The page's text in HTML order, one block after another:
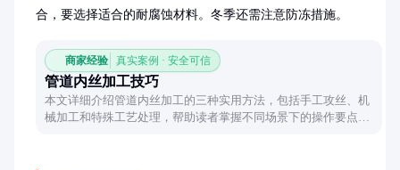
合，要选择适合的耐腐蚀材料。冬季还需注意防冻措施。
商家经验 真实案例 · 安全可信
管道内丝加工技巧
本文详细介绍管道内丝加工的三种实用方法，包括手工攻丝、机
械加工和特殊工艺处理，帮助读者掌握不同场景下的操作要点与